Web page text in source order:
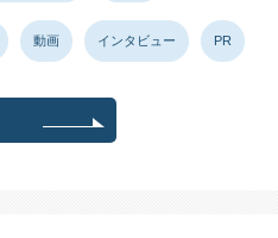
動画 インタビュー PR